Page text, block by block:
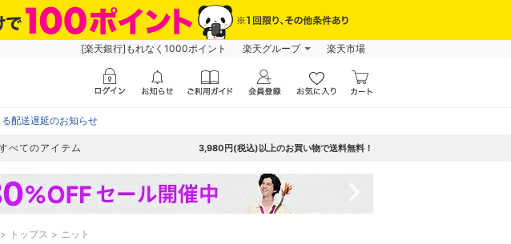
[楽天銀行]もれなく1000ポイント 楽天グループ 楽天市場
配送遅延のお知らせ
べてのアイテム 3,980円(税込)以上のお買い物で送料無料！
トップス ニット